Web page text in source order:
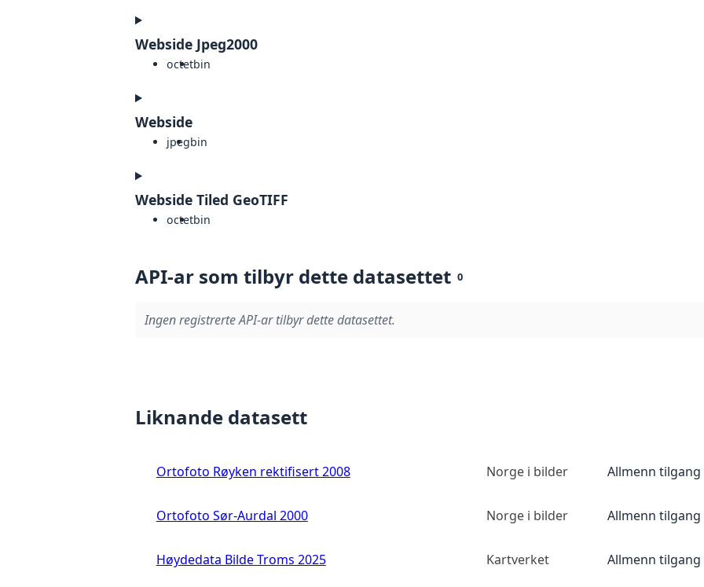
Webside Jpeg2000
octetbin
Webside
jpegbin
Webside Tiled GeoTIFF
octetbin
API-ar som tilbyr dette datasettet 0
Ingen registrerte API-ar tilbyr dette datasettet.
Liknande datasett
Ortofoto Røyken rektifisert 2008 Norge i bilder Allmenn tilgang
Ortofoto Sør-Aurdal 2000 Norge i bilder Allmenn tilgang
Høydedata Bilde Troms 2025 Kartverket Allmenn tilgang